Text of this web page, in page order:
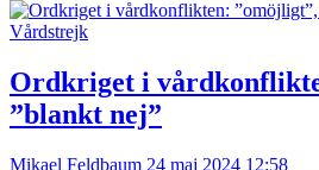
Vårdstrejk
Ordkriget i
”blankt nej”
Mikael Feldbaum 24 maj 2024 12:58